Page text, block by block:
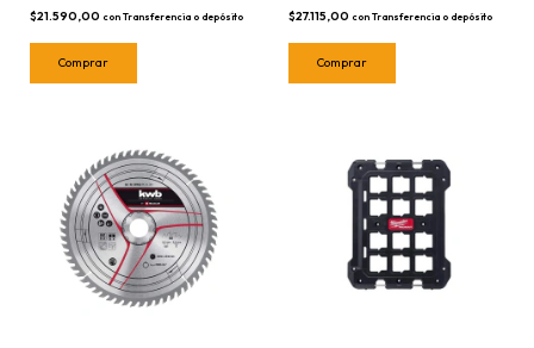
$21.590,00 con Transferencia o depósito $27.115,00 con Transferencia o depósito